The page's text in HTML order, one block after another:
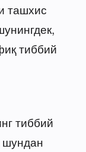
ташхис
тиббий
тиббий
шундан